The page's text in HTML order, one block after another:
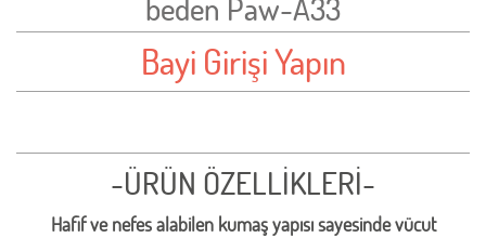
beden Paw-A33
Bayi Girişi Yapın
-ÜRÜN ÖZELLİKLERİ-
Hafif ve nefes alabilen kumaş yapısı sayesinde vücut